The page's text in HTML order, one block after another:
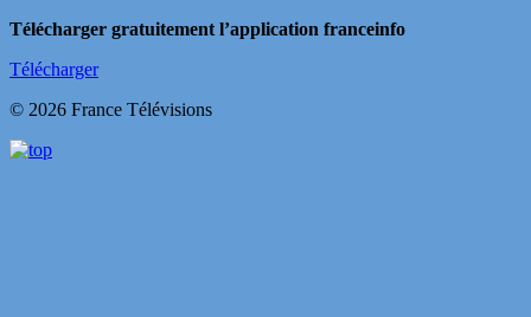
Télécharger gratuitement l’application franceinfo
Télécharger
© 2026 France Télévisions